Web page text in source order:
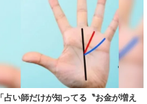
「占い師だけが知ってる〝お金が増え